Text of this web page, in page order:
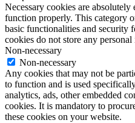
Necessary cookies are
function properly. This category
basic functionalities and security
cookies do not store any
Non-necessary
Non-necessary
Any cookies that may not be
to function and is used
analytics, ads, other embedded
cookies. It is mandatory to
these cookies on your website.